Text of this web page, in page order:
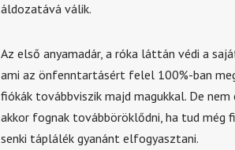
áldozatává válik.
Az első anyamadár, a róka láttán védi a
ami az önfenntartásért felel 100%-ban
fiókák továbbviszik majd magukkal. De nem
akkor fognak továbböröklődni, ha tud még
senki táplálék gyanánt elfogyasztani.